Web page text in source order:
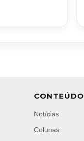
CONTEÚDO
Notícias
Colunas